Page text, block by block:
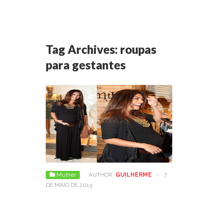
Tag Archives: roupas
para gestantes
Mulher AUTHOR: GUILHERME -
7
DE MAIO DE 2013